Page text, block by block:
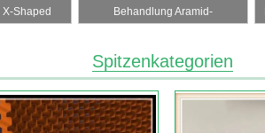
Shaped
Behandlung Aramid-
Spitzenkategorien